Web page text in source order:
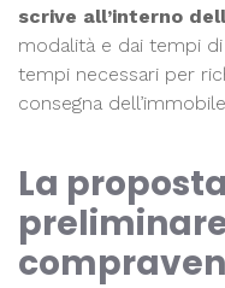
scrive all’interno
modalità e dai tempi
tempi necessari per
consegna
La